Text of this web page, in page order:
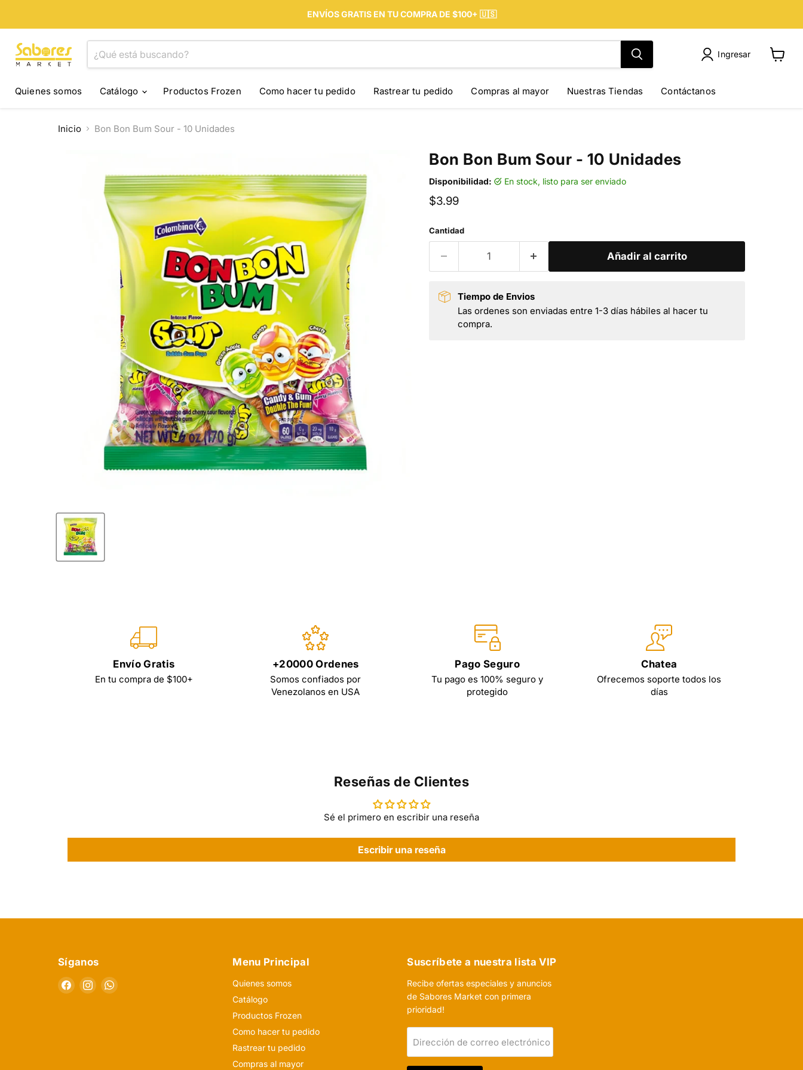
ENVÍOS GRATIS EN TU COMPRA DE $100+ 🇺🇸
Ingresar
Quienes somos
Catálogo Productos Frozen Como hacer tu pedido Rastrear tu pedido Compras al mayor Nuestras Tiendas Contáctanos
Inicio Bon Bon Bum Sour - 10 Unidades
Bon Bon Bum Sour - 10 Unidades
Disponibilidad: en stock, listo para ser enviado
Precio actual
$3.99
Cantidad
Añadir al carrito
Tiempo de Envios
Las ordenes son enviadas entre 1-3 días hábiles al hacer tu
compra.
Envío Gratis
En tu compra de $100+
+20000 Ordenes
Somos confiados por
Venezolanos en USA
Pago Seguro
Tu pago es 100% seguro y
protegido
Chatea
Ofrecemos soporte todos los
días
Reseñas de Clientes
Sé el primero en escribir una reseña
Escribir una reseña
Síganos
Encuéntrenos
en
Encuéntrenos
en
Encuéntrenos
Menu Principal
Quienes somos
Catálogo
Productos Frozen
Como hacer tu pedido
Rastrear tu pedido
Compras al mayor
Suscríbete a nuestra lista VIP
Recibe ofertas especiales y anuncios
de Sabores Market con primera
prioridad!
Dirección de correo electrónico